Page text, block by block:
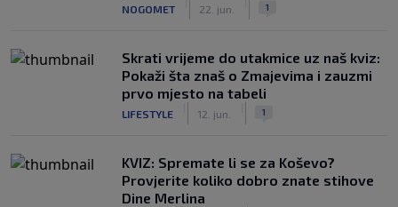
NOGOMET 22. jun. 1
Skrati vrijeme do utakmice uz naš kviz:
Pokaži šta znaš o Zmajevima i zauzmi
prvo mjesto na tabeli
LIFESTYLE 12. jun. 1
KVIZ: Spremate li se za Koševo?
Provjerite koliko dobro znate stihove
Dine Merlina